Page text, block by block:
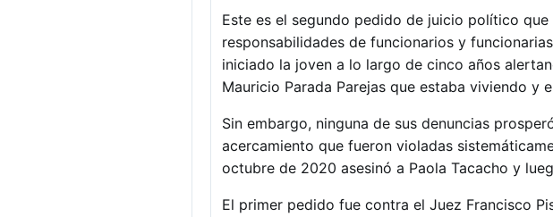
Este es el segundo pedido de juicio político
responsabilidades de funcionarios y
iniciado la joven a lo largo de cinco años
Mauricio Parada Parejas que estaba viviendo y
Sin embargo, ninguna de sus denuncias
acercamiento que fueron violadas
octubre de 2020 asesinó a Paola Tacacho y
El primer pedido fue contra el Juez Francisco